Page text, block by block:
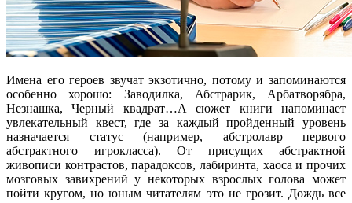
Имена его героев звучат экзотично, потому и запоминаются
особенно хорошо: Заводилка, Абстрарик, Арбатворябра,
Незнашка, Черный квадрат…А сюжет книги напоминает
увлекательный квест, где за каждый пройденный уровень
назначается статус (например, абстролавр первого
абстрактного игрокласса). От присущих абстрактной
живописи контрастов, парадоксов, лабиринта, хаоса и прочих
мозговых завихрений у некоторых взрослых голова может
пойти кругом, но юным читателям это не грозит. Дождь все